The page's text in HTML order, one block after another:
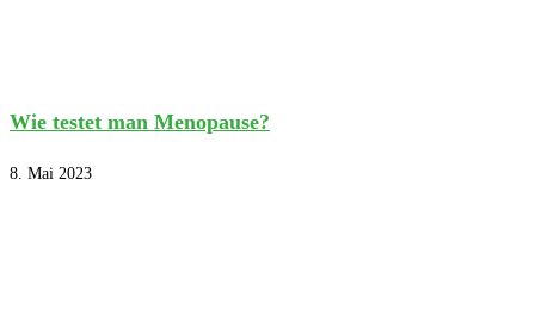
Wie testet man Menopause?
8. Mai 2023